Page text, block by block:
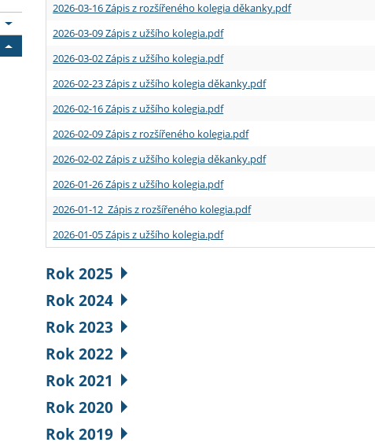
2026-03-16 Zápis z rozšířeného kolegia děkanky.pdf
2026-03-09 Zápis z užšího kolegia.pdf
2026-03-02 Zápis z užšího kolegia.pdf
2026-02-23 Zápis z užšího kolegia děkanky.pdf
2026-02-16 Zápis z užšího kolegia.pdf
2026-02-09 Zápis z rozšířeného kolegia.pdf
2026-02-02 Zápis z užšího kolegia děkanky.pdf
2026-01-26 Zápis z užšího kolegia.pdf
2026-01-12 Zápis z rozšířeného kolegia.pdf
2026-01-05 Zápis z užšího kolegia.pdf
Rok 2025
Rok 2024
Rok 2023
Rok 2022
Rok 2021
Rok 2020
Rok 2019